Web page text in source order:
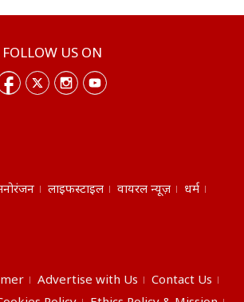
FOLLOW US ON
लाइफस्टाइल वायरल न्यूज़
धर्म
Advertise with Us
Contact Us